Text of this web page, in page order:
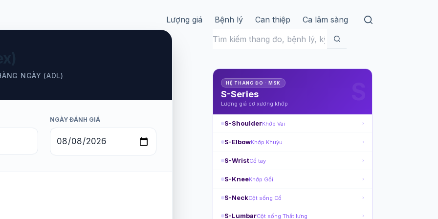
Lượng giá Bệnh lý Can thiệp Ca lâm sàng
NGÀY (ADL)
NGÀY ĐÁNH GIÁ
Không
quả
HỆ THANG ĐO · MSK
S-Series
Lượng giá cơ xương khớp
S-ShoulderKhớp Vai ›
S-ElbowKhớp Khuỷu ›
S-WristCổ tay ›
S-KneeKhớp Gối ›
S-NeckCột sống Cổ ›
S-LumbarCột sống Thắt lưng ›